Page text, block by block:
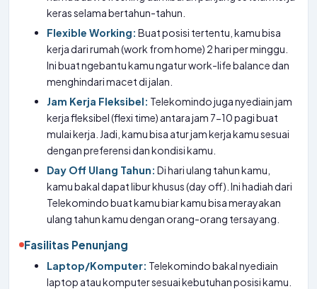
keras selama bertahun-tahun.
Flexible Working: Buat posisi tertentu, kamu bisa
kerja dari rumah (work from home) 2 hari per minggu.
Ini buat ngebantu kamu ngatur work-life balance dan
menghindari macet di jalan.
Jam Kerja Fleksibel: Telekomindo juga nyediain jam
kerja fleksibel (flexi time) antara jam 7-10 pagi buat
mulai kerja. Jadi, kamu bisa atur jam kerja kamu sesuai
dengan preferensi dan kondisi kamu.
Day Off Ulang Tahun: Di hari ulang tahun kamu,
kamu bakal dapat libur khusus (day off). Ini hadiah dari
Telekomindo buat kamu biar kamu bisa merayakan
ulang tahun kamu dengan orang-orang tersayang.
Fasilitas Penunjang
Laptop/Komputer: Telekomindo bakal nyediain
laptop atau komputer sesuai kebutuhan posisi kamu.